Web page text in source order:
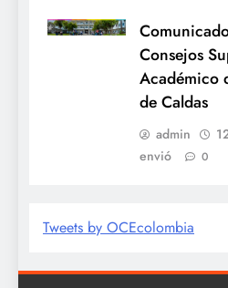
Consejos
Académico
de Caldas
admin
envió
0
Tweets by OCEcolombia